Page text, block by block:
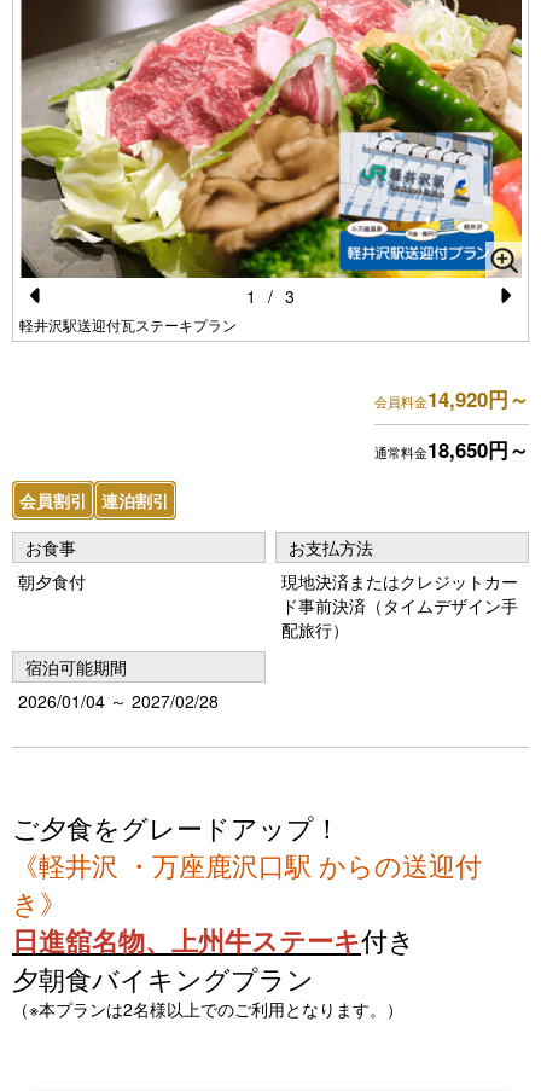
Pr
s
軽井沢駅送迎付瓦ステーキプラン
xt
1 / 3
会員料金14,920円～
通常料金18,650円～
会員割引
連泊割引
お食事
朝夕食付
お支払方法
現地決済またはクレジットカー
ド事前決済（タイムデザイン手
配旅行）
宿泊可能期間
2026/01/04 ～ 2027/02/28
ご夕食をグレードアップ！
《軽井沢 ・万座鹿沢口駅 からの送迎付
き》
日進舘名物、上州牛ステーキ付き
夕朝食バイキングプラン
（※本プランは2名様以上でのご利用となります。）